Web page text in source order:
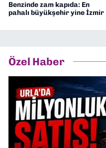
Benzinde zam kapıda: En
pahalı büyükşehir yine İzmir
Özel Haber